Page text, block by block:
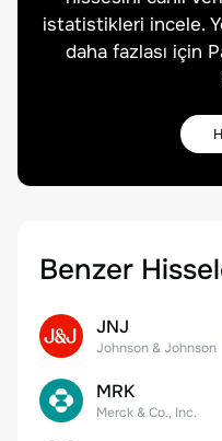
istatistikleri incele.
daha fazlası için
Benzer
JNJ
Johnson & Johnson
MRK
Merck & Co., Inc.